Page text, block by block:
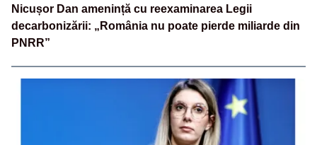
Nicușor Dan amenință cu reexaminarea Legii
decarbonizării: „România nu poate pierde miliarde din
PNRR”